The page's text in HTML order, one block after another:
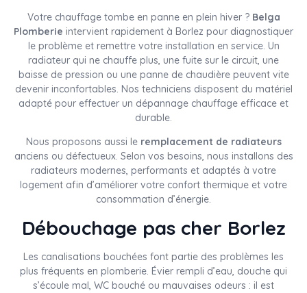
Votre chauffage tombe en panne en plein hiver ? Belga
Plomberie intervient rapidement à Borlez pour diagnostiquer
le problème et remettre votre installation en service. Un
radiateur qui ne chauffe plus, une fuite sur le circuit, une
baisse de pression ou une panne de chaudière peuvent vite
devenir inconfortables. Nos techniciens disposent du matériel
adapté pour effectuer un dépannage chauffage efficace et
durable.
Nous proposons aussi le remplacement de radiateurs
anciens ou défectueux. Selon vos besoins, nous installons des
radiateurs modernes, performants et adaptés à votre
logement afin d’améliorer votre confort thermique et votre
consommation d’énergie.
Débouchage pas cher Borlez
Les canalisations bouchées font partie des problèmes les
plus fréquents en plomberie. Évier rempli d’eau, douche qui
s’écoule mal, WC bouché ou mauvaises odeurs : il est